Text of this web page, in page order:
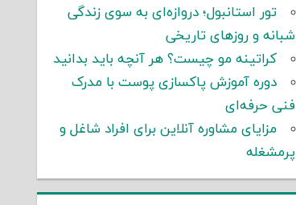
تور استانبول؛ دروازه‌ای به سوی زندگی
شبانه و روزهای تاریخی
کراتینه مو چیست؟ هر آنچه باید بدانید
دوره آموزش پاکسازی پوست با مدرک
فنی حرفه‌ای
مزایای مشاوره آنلاین برای افراد شاغل و
پرمشغله